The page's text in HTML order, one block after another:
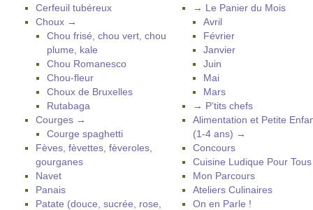
Cerfeuil tubéreux
Choux →
Chou frisé, chou vert, chou
plume, kale
Chou Romanesco
Chou-fleur
Choux de Bruxelles
Rutabaga
Courges →
Courge spaghetti
Fèves, fèvettes, fèveroles,
gourganes
Navet
Panais
Patate (douce, sucrée, rose,
→ Le Panier du Mois
Avril
Février
Janvier
Juin
Mai
Mars
→ P’tits chefs
Alimentation et Petite
(1-4 ans) →
Concours
Cuisine Ludique Pour
Mon Parcours
Ateliers Culinaires
On en Parle !